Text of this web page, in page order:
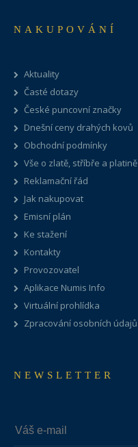
NAKUPOVÁNÍ
Aktuality
Časté dotazy
České puncovní značky
Dnešní ceny drahých kovů
Obchodní podmínky
Vše o zlatě, stříbře a platině
Reklamační řád
Jak nakupovat
Emisní plán
Ke stažení
Kontakty
Provozovatel
Aplikace Numis Info
Virtuální prohlídka
Zpracování osobních údajů
NEWSLETTER